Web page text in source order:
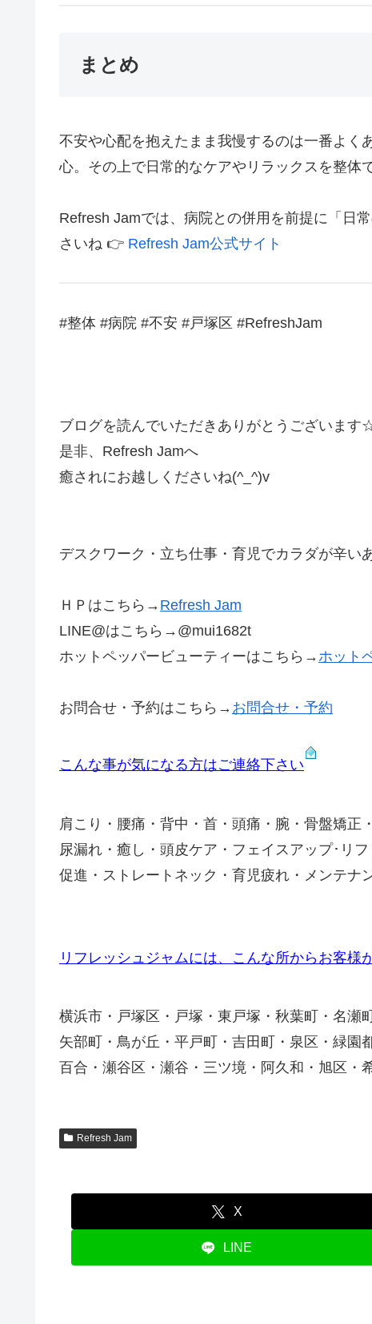
まとめ
不安や心配を抱えたまま我慢するのは一番よく
心。その上で日常的なケアやリラックスを整体
Refresh Jamでは、病院との併用を前提に「日
さいね 👉 Refresh Jam公式サイト
#整体 #病院 #不安 #戸塚区 #RefreshJam
ブログを読んでいただきありがとうございます
是非、Refresh Jamへ
癒されにお越しくださいね(^_^)v
デスクワーク・立ち仕事・育児でカラダが辛い
ＨＰはこちら→ Refresh Jam
LINE@はこちら→@mui1682t
ホットペッパービューティーはこちら→ホット
お問合せ・予約はこちら→ お問合せ・予約
こんな事が気になる方はご連絡下さい
肩こり・腰痛・背中・首・頭痛・腕・骨盤矯
尿漏れ・癒し・頭皮ケア・フェイスアップ･リ
促進・ストレートネック・育児疲れ・メンテナ
リフレッシュジャムには、こんな所からお客様
横浜市・戸塚区・戸塚・東戸塚・秋葉町・名瀬
矢部町・鳥が丘・平戸町・吉田町・泉区・緑園
百合・瀬谷区・瀬谷・三ツ境・阿久和・旭区・
Refresh Jam
X
LINE